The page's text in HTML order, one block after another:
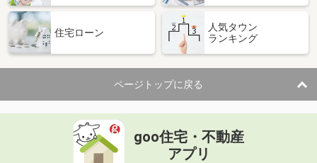
住宅ローン
人気タウン
ランキング
ページトップに戻る
goo住宅・不動産
アプリ